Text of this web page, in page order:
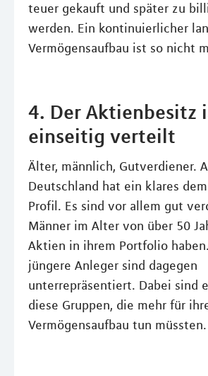
teuer gekauft und später zu
werden. Ein kontinuierlicher
Vermögensaufbau ist so nicht
4. Der Aktienbesitz
einseitig verteilt
Älter, männlich, Gutverdiener.
Deutschland hat ein klares
Profil. Es sind vor allem gut
Männer im Alter von über 50
Aktien in ihrem Portfolio
jüngere Anleger sind dagegen
unterrepräsentiert. Dabei sind
diese Gruppen, die mehr für
Vermögensaufbau tun müssten.